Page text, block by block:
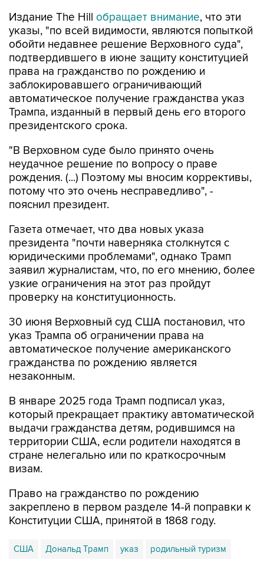
Издание The Hill обращает внимание, что эти
указы, "по всей видимости, являются попыткой
обойти недавнее решение Верховного суда",
подтвердившего в июне защиту конституцией
права на гражданство по рождению и
заблокировавшего ограничивающий
автоматическое получение гражданства указ
Трампа, изданный в первый день его второго
президентского срока.
"В Верховном суде было принято очень
неудачное решение по вопросу о праве
рождения. (...) Поэтому мы вносим коррективы,
потому что это очень несправедливо", -
пояснил президент.
Газета отмечает, что два новых указа
президента "почти наверняка столкнутся с
юридическими проблемами", однако Трамп
заявил журналистам, что, по его мнению, более
узкие ограничения на этот раз пройдут
проверку на конституционность.
30 июня Верховный суд США постановил, что
указ Трампа об ограничении права на
автоматическое получение американского
гражданства по рождению является
незаконным.
В январе 2025 года Трамп подписал указ,
который прекращает практику автоматической
выдачи гражданства детям, родившимся на
территории США, если родители находятся в
стране нелегально или по краткосрочным
визам.
Право на гражданство по рождению
закреплено в первом разделе 14-й поправки к
Конституции США, принятой в 1868 году.
США Дональд Трамп указ родильный туризм